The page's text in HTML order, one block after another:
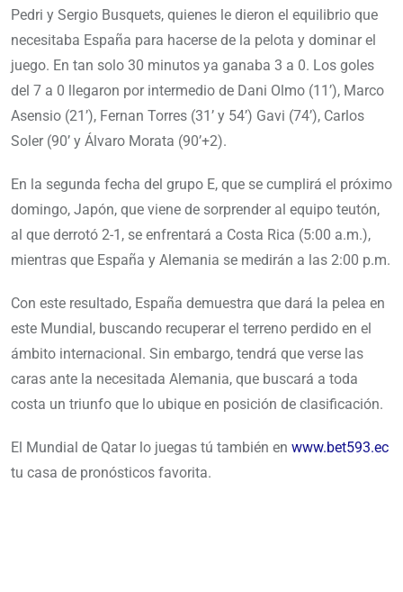
Pedri y Sergio Busquets, quienes le dieron el equilibrio que
necesitaba España para hacerse de la pelota y dominar el
juego. En tan solo 30 minutos ya ganaba 3 a 0. Los goles
del 7 a 0 llegaron por intermedio de Dani Olmo (11’), Marco
Asensio (21’), Fernan Torres (31’ y 54’) Gavi (74’), Carlos
Soler (90’ y Álvaro Morata (90’+2).
En la segunda fecha del grupo E, que se cumplirá el próximo
domingo, Japón, que viene de sorprender al equipo teutón,
al que derrotó 2-1, se enfrentará a Costa Rica (5:00 a.m.),
mientras que España y Alemania se medirán a las 2:00 p.m.
Con este resultado, España demuestra que dará la pelea en
este Mundial, buscando recuperar el terreno perdido en el
ámbito internacional. Sin embargo, tendrá que verse las
caras ante la necesitada Alemania, que buscará a toda
costa un triunfo que lo ubique en posición de clasificación.
El Mundial de Qatar lo juegas tú también en www.bet593.ec
tu casa de pronósticos favorita.